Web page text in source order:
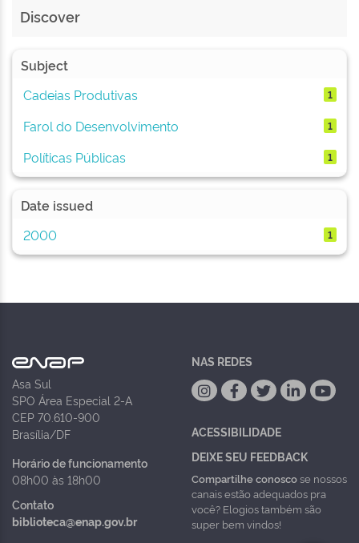
Discover
Subject
Cadeias Produtivas
1
Farol do Desenvolvimento 1
Políticas Públicas 1
Date issued
2000
1
Asa Sul
SPO Área Especial 2-A
CEP 70.610-900
Brasília/DF
Horário de funcionamento
08h00 às 18h00
Contato
biblioteca@enap.gov.br
NAS REDES
ACESSIBILIDADE
DEIXE SEU FEEDBACK
Compartilhe conoscose nossos
canais estão adequados pra
você? Elogios também são
super bem vindos!